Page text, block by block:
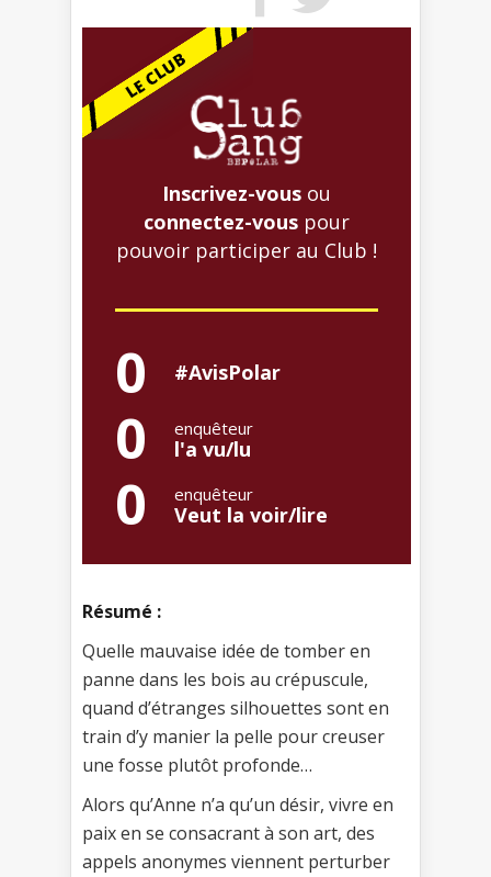
Inscrivez-vous ou
connectez-vous pour
pouvoir participer au Club !
0 #AvisPolar
0 enquêteur
l'a vu/lu
0 enquêteur
Veut la voir/lire
Résumé :
Quelle mauvaise idée de tomber en
panne dans les bois au crépuscule,
quand d’étranges silhouettes sont en
train d’y manier la pelle pour creuser
une fosse plutôt profonde…
Alors qu’Anne n’a qu’un désir, vivre en
paix en se consacrant à son art, des
appels anonymes viennent perturber